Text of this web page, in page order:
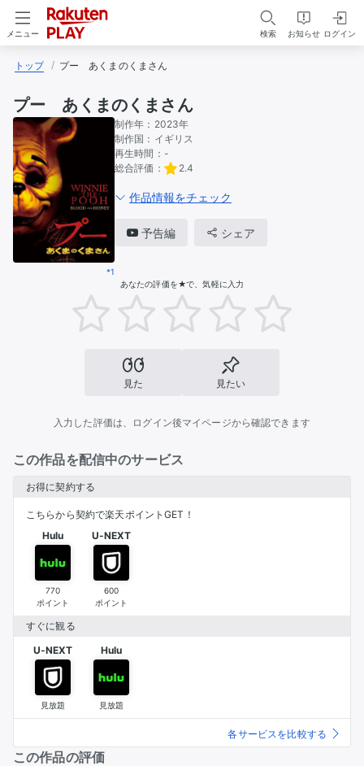
メニュー 検索 お知らせ ログイン
トップ プー　あくまのくまさん
プー あくまのくまさん
*1
制作年： 2023年
制作国： イギリス
再生時間： -
総合評価：
2.4
作品情報をチェック
予告編 シェア
あなたの評価を★で、気軽に入力
見た 見たい
入力した評価は、ログイン後マイページから確認できます
この作品を配信中のサービス
お得に契約する
こちらから契約で楽天ポイントGET！
Hulu
770
ポイント
U-NEXT
600
ポイント
すぐに観る
U-NEXT
見放題
Hulu
見放題
各サービスを比較する
この作品の評価